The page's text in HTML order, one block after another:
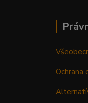
Ochrana